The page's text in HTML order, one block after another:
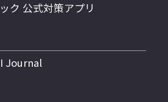
ク 公式対策アプリ
Journal